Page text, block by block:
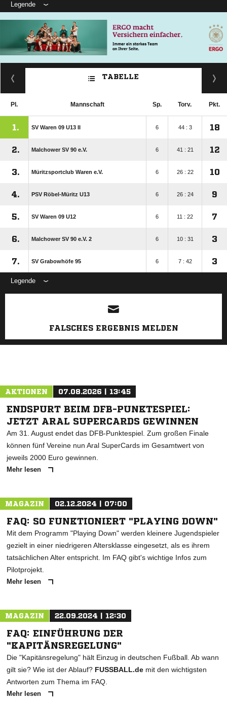
Legende
TABELLE
Pl. Mannschaft Sp. Torv. Pkt.
1. SV Waren 09 U13 II 6 44 : 3 18
2. Malchower SV 90 e.V. 6 41 : 21 12
3. Müritzsportclub Waren e.V. 6 26 : 22 10
4. PSV Röbel-Müritz U13 6 26 : 24 9
5. SV Waren 09 U12 6 11 : 22 7
6. Malchower SV 90 e.V. 2 6 10 : 31 3
7. SV Grabowhöfe 95 6 7 : 42 3
Legende
ANZEIGE
FALSCHES ERGEBNIS MELDEN
AKTIONEN 07.08.2026 | 13:45
ENDSPURT BEIM DFB-PUNKTESPIEL:
JETZT ARAL SUPERCARDS GEWINNEN
Am 31. August endet das DFB-Punktespiel. Zum großen Finale
können fünf Vereine nun Aral SuperCards im Gesamtwert von
jeweils 2000 Euro gewinnen.
Mehr lesen
MAGAZIN 02.12.2024 | 07:00
FAQ: SO FUNKTIONIERT "PLAYING DOWN"
Mit dem Programm "Playing Down" werden kleinere Jugendspieler
gezielt in einer niedrigeren Altersklasse eingesetzt, als es ihrem
tatsächlichen Alter entspricht. Im FAQ gibt's wichtige Infos zum
Pilotprojekt.
Mehr lesen
MAGAZIN 22.09.2024 | 12:30
FAQ: EINFÜHRUNG DER
"KAPITÄNSREGELUNG"
Die "Kapitänsregelung" hält Einzug in deutschen Fußball. Ab wann
gilt sie? Wie ist der Ablauf? FUSSBALL.de mit den wichtigsten
Antworten zum Thema im FAQ.
Mehr lesen